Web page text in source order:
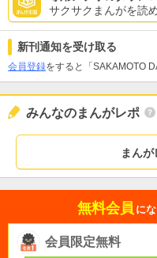
サクサクまんがを読
新刊通知を受け取る
会員登録をすると「SAKAMOTO
みんなのまんがレポ
まん
無料会員 に
会員限定無料